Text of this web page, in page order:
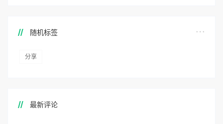
随机标签
分享
最新评论